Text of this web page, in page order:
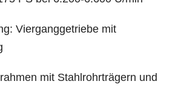
Vierganggetriebe mit
mit Stahlrohrträgern und